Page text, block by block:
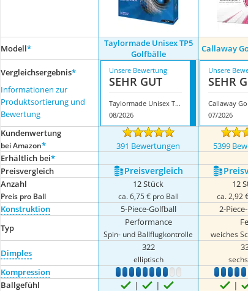
Modell*
Taylormade Unisex TP5
Golfbälle
Callaway
Vergleichsergebnis*
Informationen zur
Produktsortierung und
Bewertung
Unsere Bewertung
SEHR GUT
Taylormade Unisex TP5 Golfbälle
08/2026
Unsere
SEHR
07/2026
Kundenwertung
bei Amazon* 391 Bewertungen 5399
Erhältlich bei*
Preis­vergleich
Preis­vergleich
Anzahl
Preis pro Ball
12 Stück
ca. 6,75 € pro Ball
12
ca. 2,92
Konstruktion 5-Piece-Golfball 2-
Typ
Performance
Spin- und Ballflugkontrolle weiches
Dimples
322
elliptisch
Kompression
1 2 3 4 5 6 7 8 9 10 1 2 3 4 5
Ballgefühl